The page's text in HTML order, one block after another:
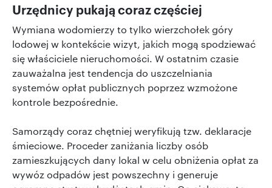
Urzędnicy pukają coraz częściej
Wymiana wodomierzy to tylko wierzchołek góry
lodowej w kontekście wizyt, jakich mogą spodziewać
się właściciele nieruchomości. W ostatnim czasie
zauważalna jest tendencja do uszczelniania
systemów opłat publicznych poprzez wzmożone
kontrole bezpośrednie.
Samorządy coraz chętniej weryfikują tzw. deklaracje
śmieciowe. Proceder zaniżania liczby osób
zamieszkujących dany lokal w celu obniżenia opłat za
wywóz odpadów jest powszechny i generuje